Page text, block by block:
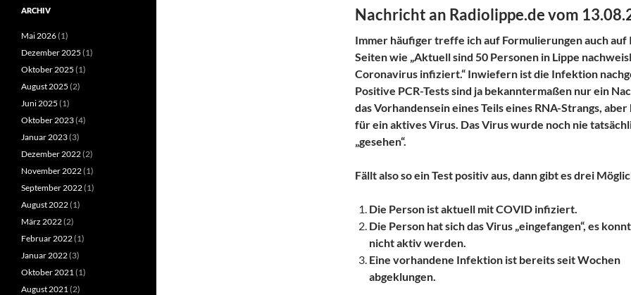
Nachricht an Radiolippe.de vom
Immer häufiger treffe ich auf Formulierungen auch auf
Seiten wie „Aktuell sind 50 Personen in Lippe
Coronavirus infiziert.“ Inwiefern ist die Infektion
Positive PCR-Tests sind ja bekanntermaßen nur ein
das Vorhandensein eines Teils eines RNA-Strangs,
für ein aktives Virus. Das Virus wurde noch nie
„gesehen“.
Fällt also so ein Test positiv aus, dann gibt es drei
Die Person ist aktuell mit COVID infiziert.
Die Person hat sich das Virus „eingefangen“, es
nicht aktiv werden.
Eine vorhandene Infektion ist bereits seit Wochen
abgeklungen.
ARCHIV
Mai 2026(1)
Dezember 2025 (1)
Oktober 2025 (1)
August 2025 (2)
Juni 2025 (1)
Oktober 2023(4)
Januar 2023(3)
Dezember 2022(2)
November 2022(1)
September 2022(1)
August 2022(1)
März 2022(2)
Februar 2022(1)
Januar 2022(3)
Oktober 2021(1)
August 2021(2)